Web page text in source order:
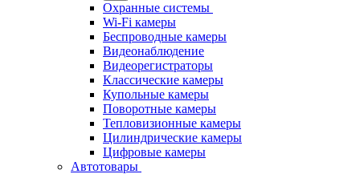
Охранные системы
Wi-Fi камеры
Беспроводные камеры
Видеонаблюдение
Видеорегистраторы
Классические камеры
Купольные камеры
Поворотные камеры
Тепловизионные камеры
Цилиндрические камеры
Цифровые камеры
Автотовары